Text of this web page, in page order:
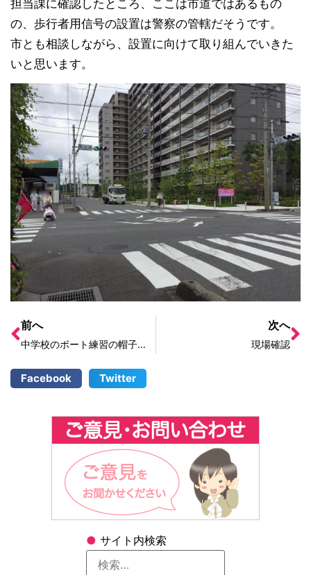
● サイト内検索
の、歩行者用信号の設置は警察の管轄だそうです。
市とも相談しながら、設置に向けて取り組んでいきた
いと思います。
前へ
中学校のボート練習の帽子着用
次へ
現場確認
Facebook Twitter